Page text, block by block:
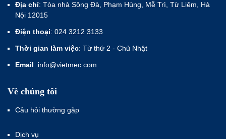
Địa chỉ: Tòa nhà Sông Đà, Phạm Hùng, Mễ Trì, Từ Liêm, Hà
Nội 12015
Điện thoại: 024 3212 3133
Thời gian làm việc: Từ thứ 2 - Chủ Nhật
Email: info@vietmec.com
Về chúng tôi
Câu hỏi thường gặp
Dịch vụ